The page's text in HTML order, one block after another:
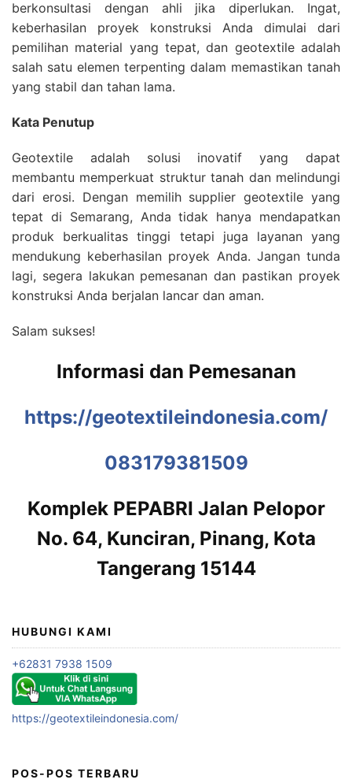
berkonsultasi dengan ahli jika diperlukan. Ingat,
keberhasilan proyek konstruksi Anda dimulai dari
pemilihan material yang tepat, dan geotextile adalah
salah satu elemen terpenting dalam memastikan tanah
yang stabil dan tahan lama.
Kata Penutup
Geotextile adalah solusi inovatif yang dapat
membantu memperkuat struktur tanah dan melindungi
dari erosi. Dengan memilih supplier geotextile yang
tepat di Semarang, Anda tidak hanya mendapatkan
produk berkualitas tinggi tetapi juga layanan yang
mendukung keberhasilan proyek Anda. Jangan tunda
lagi, segera lakukan pemesanan dan pastikan proyek
konstruksi Anda berjalan lancar dan aman.
Salam sukses!
Informasi dan Pemesanan
https://geotextileindonesia.com/
083179381509
Komplek PEPABRI Jalan Pelopor
No. 64, Kunciran, Pinang, Kota
Tangerang 15144
HUBUNGI KAMI
+62831 7938 1509
https://geotextileindonesia.com/
POS-POS TERBARU